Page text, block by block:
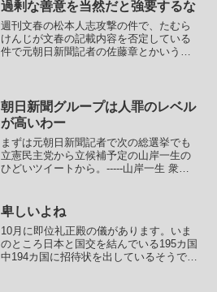
されてからのダイプリの食...
過剰な善意を当然だと強要するな
週刊文春の松本人志攻撃の件で、たむら
けんじが文春の記載内容を否定している
件で元朝日新聞記者の佐藤章とかいうの
で質問を一方的に投げ...
朝日新聞グループは人罪のレベル
が高いわー
まずは元朝日新聞記者で次の総選挙でも
立憲民主党から立候補予定の山岸一生の
ひどいツイートから。-----山岸一生 衆議
国会を変える新人（仮）】とい...
卑しいよね
10月に即位礼正殿の儀があります。いま
のところ日本と国交を結んでいる195カ国
中194カ国に招待状を出しているそうで